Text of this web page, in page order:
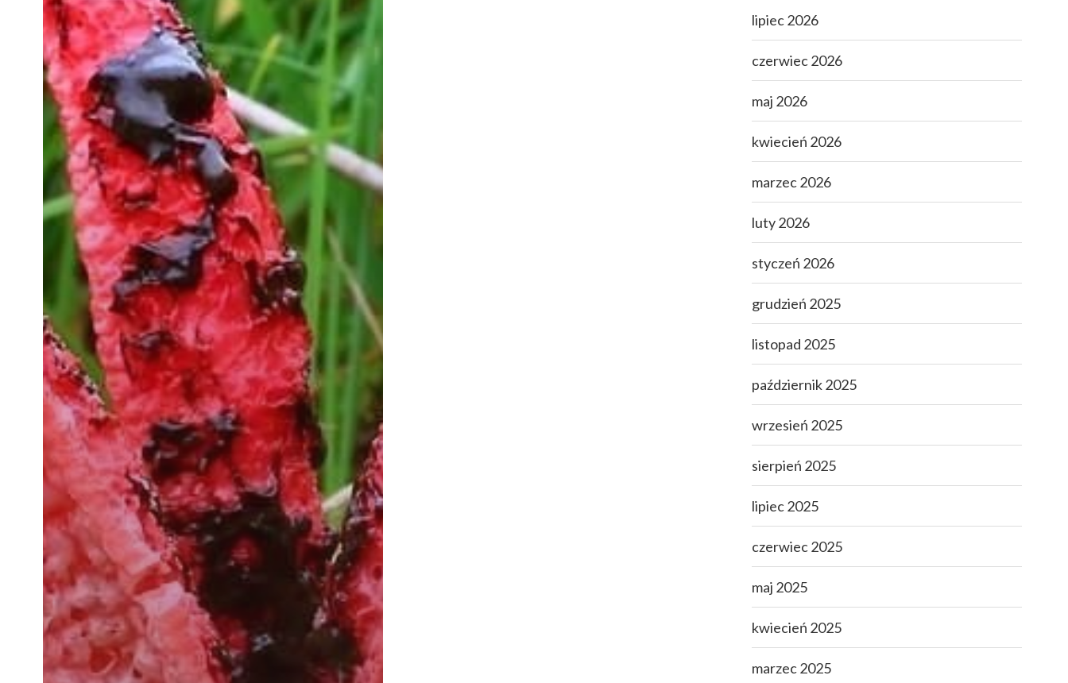
lipiec 2026
czerwiec 2026
maj 2026
kwiecień 2026
marzec 2026
luty 2026
styczeń 2026
grudzień 2025
listopad 2025
październik 2025
wrzesień 2025
sierpień 2025
lipiec 2025
czerwiec 2025
maj 2025
kwiecień 2025
marzec 2025